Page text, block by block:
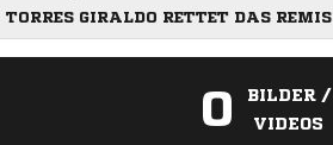
TORRES GIRALDO RETTET DAS REMIS
0
BILDER /
VIDEOS